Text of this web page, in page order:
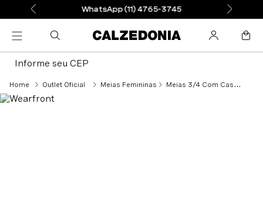
WhatsApp (11) 4765-3745
Informe seu CEP
Outlet Oficial Meias Femininas Meias 3/4 Com Cashmere - Preto